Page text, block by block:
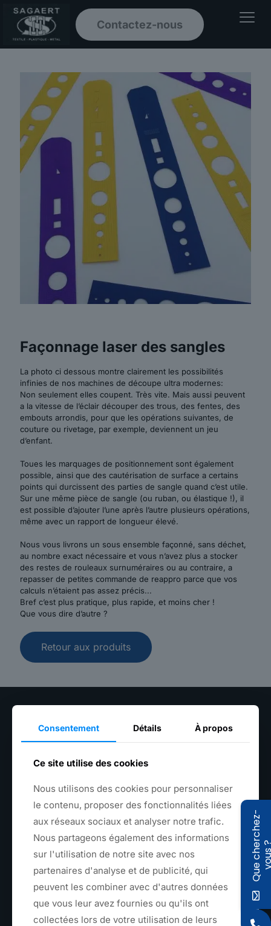
Contactez-nous
Façonnage laser des sangles
La photo ci dessous montre clairement les possibilités
infinies de nos machines de découpe ultra modernes:
Non seulement elles coupent. Très vite. Mais aussi peuvent
a la vitesse de l’éclair découper des trous, des fentes, des
embouts arrondis, pour que les opérations suivantes, de
couture ou rivetage, par exemple, deviennent un jeu
d’enfant.
Toues les marquages de positionnement sont également
possible, ainsi que des cautérisation de surface a certains
points qui durcissent des parties de sangle quand c’est utile.
Sur une même pièce de sangle (ou ruban, ou élastique !), il
est possible d’ajouter l’une après l’autre plusieurs opérations,
même avec un rapport de longueur élevé.
Nous vous livrons un sous ensemble façonné, sans déchet,
au nombre exact nécessaire et vous n’avez plus a stocker
des restes de rouleaux surnuméraires ou au contraire, a
repasser de petites commande de reappro parce que vos
calculs n’étaient pas assez précis...
Bref c’est plus pratique, plus rapide, et moins cher !
Que vous dire d’autre ?
Retour aux produits
6 Rue de l'Apothicaire, 59560 Comines
Consentement Détails À propos
Ce site utilise des cookies
Nous utilisons des cookies pour personnaliser
le contenu, proposer des fonctionnalités liées
aux réseaux sociaux et analyser notre trafic.
Nous partageons également des informations
sur l'utilisation de notre site avec nos
partenaires d'analyse et de publicité, qui
peuvent les combiner avec d'autres données
que vous leur avez fournies ou qu'ils ont
collectées lors de votre utilisation de leurs
Q
u
e
c
h
e
r
c
h
e
z
-
v
o
u
s